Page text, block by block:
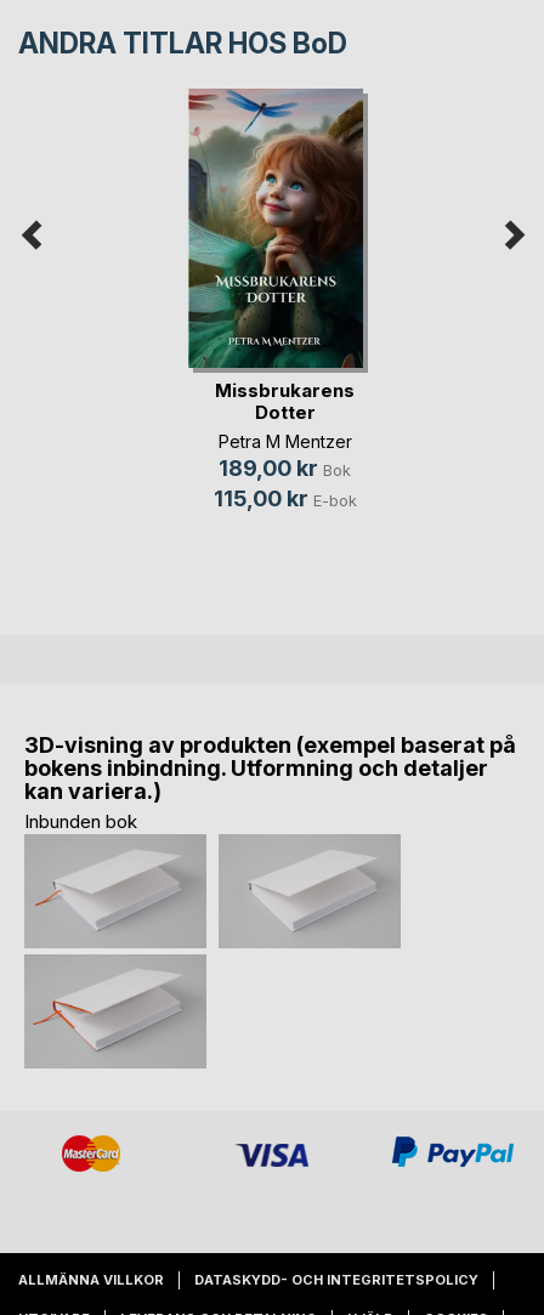
ANDRA TITLAR HOS BoD
Missbrukarens
Dotter
Petra M Mentzer
189,00 kr Bok
115,00 kr E-bok
3D-visning av produkten (exempel baserat på
bokens inbindning. Utformning och detaljer
kan variera.)
Inbunden bok
ALLMÄNNA VILLKOR DATASKYDD- OCH INTEGRITETSPOLICY